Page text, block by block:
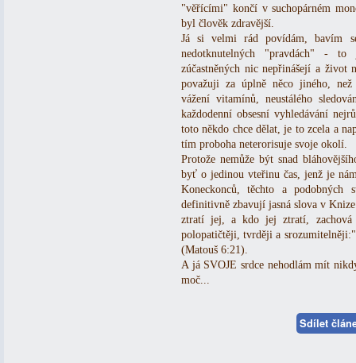
"věřícími" končí v suchopárném
byl člověk zdravější.
Já si velmi rád povídám, bavím
nedotknutelných "pravdách" -
zúčastněných nic nepřinášejí a život
považuji za úplně něco jiného,
vážení vitamínů, neustálého
každodenní obsesní vyhledávání
toto někdo chce dělat, je to zcela a
tím proboha neterorisuje svoje okolí.
Protože nemůže být snad
byť o jedinou vteřinu čas, jenž je
Koneckonců, těchto a podobných
definitivně zbavují jasná slova v
ztratí jej, a kdo jej ztratí, zachová
polopatičtěji, tvrději a
(Matouš 6:21).
A já SVOJE srdce nehodlám mít
moč...
Sdílet